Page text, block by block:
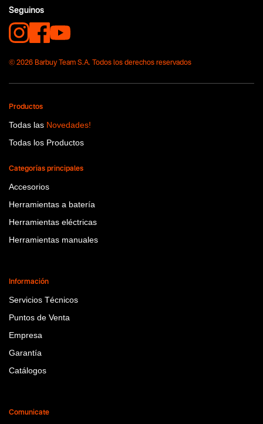
Tecnologia
No items found.
Seguinos
© 2026 Barbuy Team S.A. Todos los derechos reservados
Productos
Todas las Novedades!
Todas los Productos
Categorías principales
Accesorios
Herramientas a batería
Herramientas eléctricas
Herramientas manuales
Información
Servicios Técnicos
Puntos de Venta
Empresa
Garantía
Catálogos
Comunicate